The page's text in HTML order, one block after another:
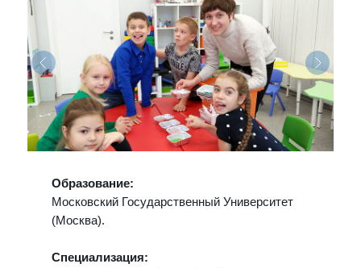
Образование:
Московский Государственный Университет
(Москва).
Специализация: